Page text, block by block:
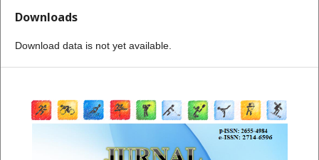
Downloads
Download data is not yet available.